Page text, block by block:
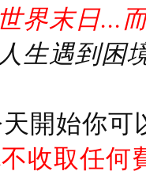
界末日...
生遇到困
開始你
收取任何